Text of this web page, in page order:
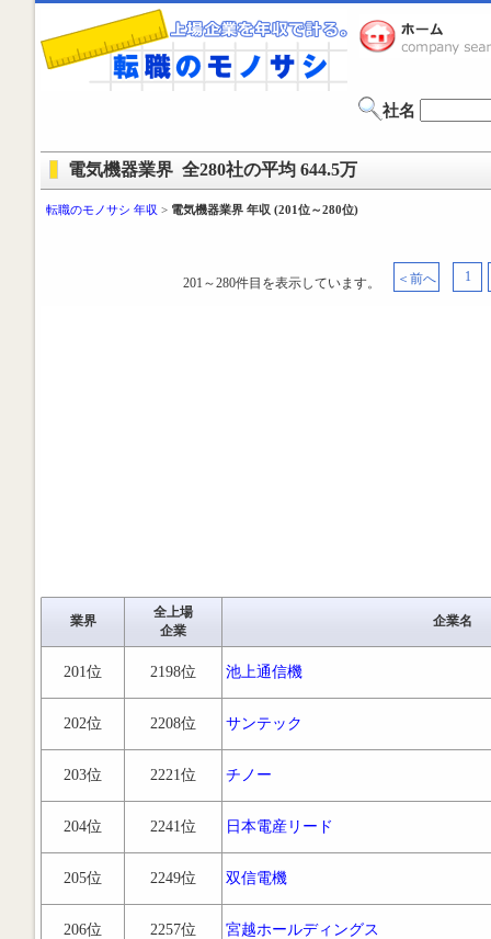
社名
電気機器業界 全280社の平均 644.5万
転職のモノサシ 年収 > 電気機器業界 年収 (201位～280位)
201～280件目を表示しています。 ＜前へ 1
業界
全上場
企業
企業名
201位 2198位 池上通信機
202位 2208位 サンテック
203位 2221位 チノー
204位 2241位 日本電産リード
205位 2249位 双信電機
206位 2257位 宮越ホールディングス